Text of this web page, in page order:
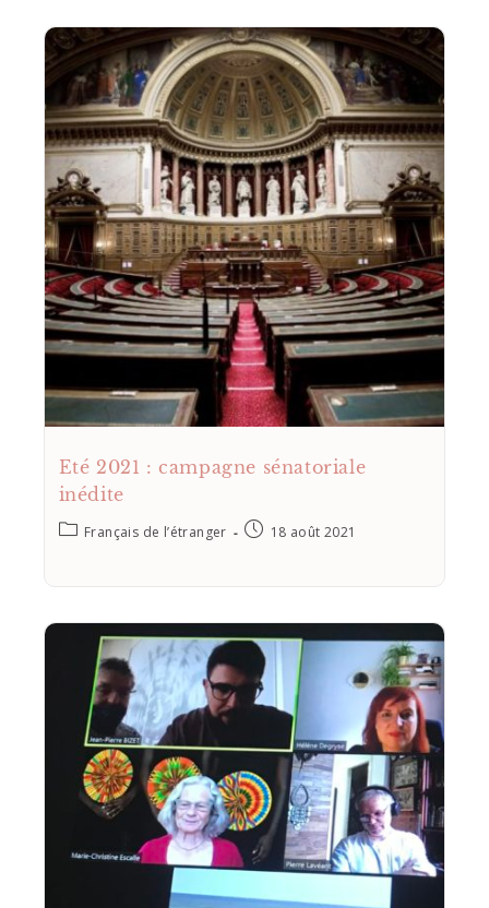
Eté 2021 : campagne sénatoriale
inédite
Français de l’étranger 18 août 2021